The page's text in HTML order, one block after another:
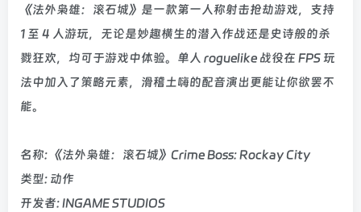
《法外枭雄：滚石城》是一款第一人称射击抢劫游戏，支持
1 至 4 人游玩，无论是妙趣横生的潜入作战还是史诗般的杀
戮狂欢，均可于游戏中体验。单人 roguelike 战役在 FPS 玩
法中加入了策略元素，滑稽土嗨的配音演出更能让你欲罢不
能。
名称: 《法外枭雄：滚石城》Crime Boss: Rockay City
类型: 动作
开发者: INGAME STUDIOS